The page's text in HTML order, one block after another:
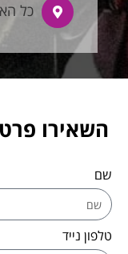
השאירו
שם
טלפון נייד